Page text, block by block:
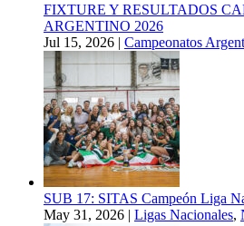
FIXTURE Y RESULTADOS
ARGENTINO 2026
Jul 15, 2026 | Campeonatos
SUB 17: SITAS Campeón Liga
May 31, 2026 | Ligas Nacionales,